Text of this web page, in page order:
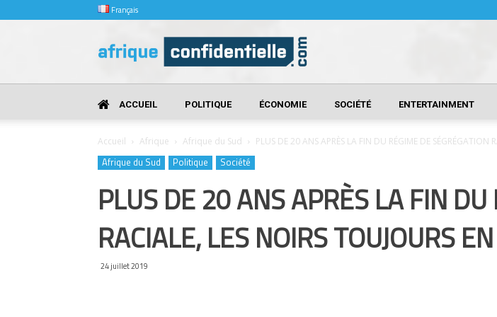
Français
Confidentielle
ACCUEIL POLITIQUE ÉCONOMIE SOCIÉTÉ ENTERTAINMENT
Accueil Afrique Afrique du Sud PLUS DE 20 ANS APRÈS LA FIN DU RÉGIME DE SÉGRÉGATION
Afrique du Sud Politique Société
PLUS DE 20 ANS APRÈS LA FIN
RACIALE, LES NOIRS TOUJOURS
24 juillet 2019